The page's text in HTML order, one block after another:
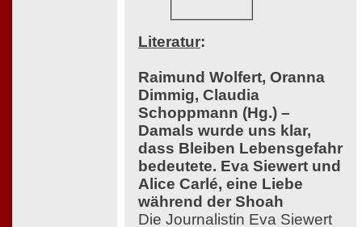
Literatur:
Raimund Wolfert, Oranna
Dimmig, Claudia
Schoppmann (Hg.) –
Damals wurde uns klar,
dass Bleiben Lebensgefahr
bedeutete. Eva Siewert und
Alice Carlé, eine Liebe
während der Shoah
Die Journalistin Eva Siewert